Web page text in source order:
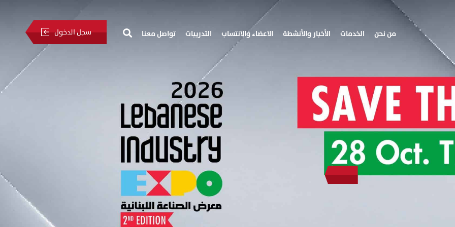
سجل الدخول من نحن الخدمات الأخبار والأنشطة الاعضاء والانتساب التدريبات تواصل معنا